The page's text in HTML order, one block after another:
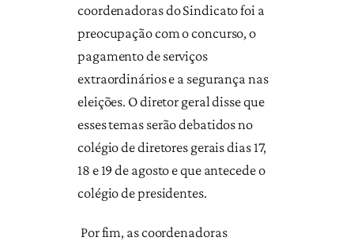
coordenadoras do Sindicato foi a
preocupação com o concurso, o
pagamento de serviços
extraordinários e a segurança nas
eleições. O diretor geral disse que
esses temas serão debatidos no
colégio de diretores gerais dias 17,
18 e 19 de agosto e que antecede o
colégio de presidentes.
Por fim, as coordenadoras